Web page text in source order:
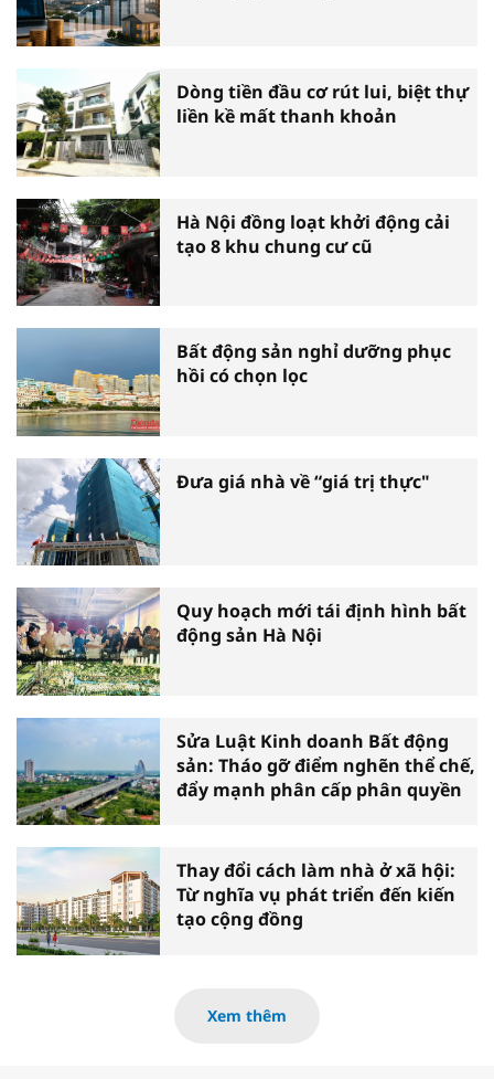
Dòng tiền đầu cơ rút lui, biệt thự
liền kề mất thanh khoản
Hà Nội đồng loạt khởi động cải
tạo 8 khu chung cư cũ
Bất động sản nghỉ dưỡng phục
hồi có chọn lọc
Đưa giá nhà về “giá trị thực"
Quy hoạch mới tái định hình bất
động sản Hà Nội
Sửa Luật Kinh doanh Bất động
sản: Tháo gỡ điểm nghẽn thể chế,
đẩy mạnh phân cấp phân quyền
Thay đổi cách làm nhà ở xã hội:
Từ nghĩa vụ phát triển đến kiến
tạo cộng đồng
Xem thêm